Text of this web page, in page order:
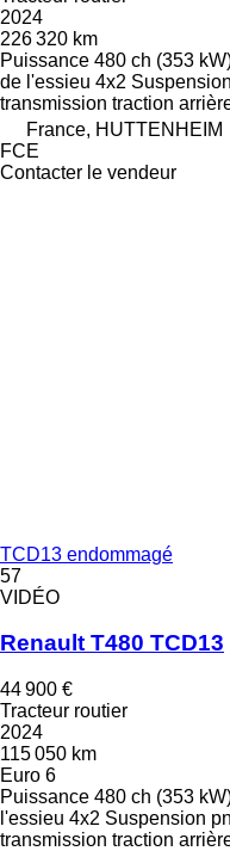
2024
226 320 km
Puissance 480 ch (353
de l'essieu 4x2 Suspension
transmission traction
France, HUTTENHEIM
FCE
Contacter le vendeur
TCD13 endommagé
57
VIDÉO
Renault T480 TCD13
44 900 €
Tracteur routier
2024
115 050 km
Euro 6
Puissance 480 ch (353
l'essieu 4x2 Suspension
transmission traction